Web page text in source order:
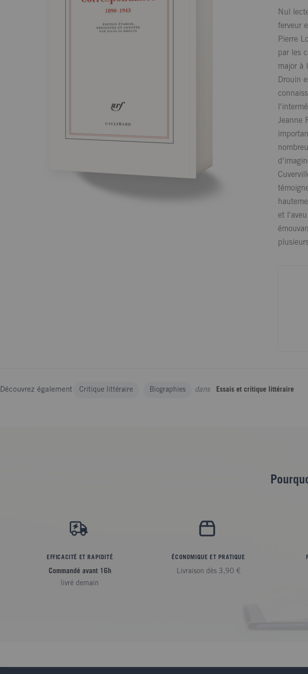
Nul
ferveur
Pierre
par les
major à
Drouin
Jeanne
et
Découvrez également Critique littéraire Biographies dans Essais et critique littéraire
EFFICACITÉ ET RAPIDITÉ
Commandé avant 16h
livré demain
ÉCONOMIQUE ET PRATIQUE
Livraison dès 3,90 €